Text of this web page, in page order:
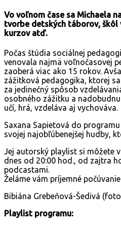
Vo voľnom čase sa Michaela
tvorbe detských táborov, škôl
kurzov atď.
Počas štúdia sociálnej
venovala najmä voľnočasovej
zaoberá viac ako 15 rokov.
zážitková pedagogika, ktorej
za jedinečný spôsob
osobného zážitku a
učí, hrá, vzdeláva aj vychováva.
Saxana Sapietová do
svojej najobľúbenejšej hudby,
Jej autorský playlist si môžete
dnes od 20:00 hod., od zajtra
podcastami.
Želáme vám príjemné
Bibiána Grebeňová-Šedivá
Playlist programu: